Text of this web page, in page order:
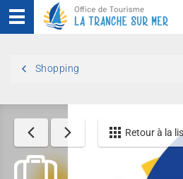
Shopping
Retour à la